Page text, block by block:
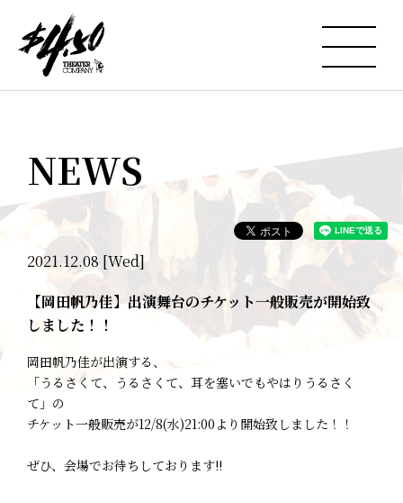
NEWS
2021.12.08 [Wed]
【岡田帆乃佳】出演舞台のチケット一般販売が開始致
しました！！
岡田帆乃佳が出演する、
「うるさくて、うるさくて、耳を塞いでもやはりうるさく
て」の
チケット一般販売が12/8(水)21:00より開始致しました！！
ぜひ、会場でお待ちしております!!